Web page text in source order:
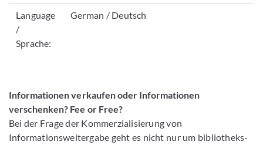
Language
/
Sprache:
German / Deutsch
Informationen verkaufen oder Informationen
verschenken? Fee or Free?
Bei der Frage der Kommerzialisierung von
Informationsweitergabe geht es nicht nur um bibliotheks-